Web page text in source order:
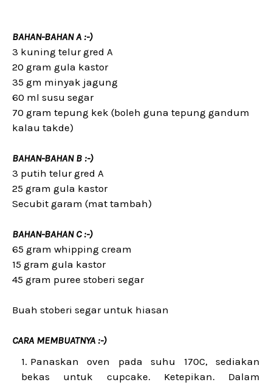
BAHAN-BAHAN A :-)
3 kuning telur gred A
20 gram gula kastor
35 gm minyak jagung
60 ml susu segar
70 gram tepung kek (boleh guna tepung gandum
kalau takde)
BAHAN-BAHAN B :-)
3 putih telur gred A
25 gram gula kastor
Secubit garam (mat tambah)
BAHAN-BAHAN C :-)
65 gram whipping cream
15 gram gula kastor
45 gram puree stoberi segar
Buah stoberi segar untuk hiasan
CARA MEMBUATNYA :-)
Panaskan oven pada suhu 170C, sediakan
bekas untuk cupcake. Ketepikan. Dalam